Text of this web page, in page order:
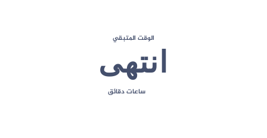
انتهى
الوقت المتبقي
ساعاتدقائق